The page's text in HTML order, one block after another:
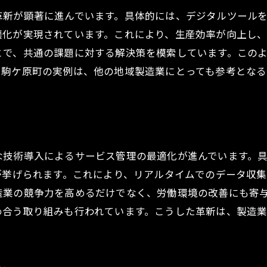
が顕著に進んでいます。具体的には、デジタルツール
が実現されています。これにより、生産効率が向上し
、共通の課題に対する解決策を模索しています。この
ケ原町の実例は、他の地域製造業にとっても参考とな
術導入によるサービス管理の最適化が進んでいます。
げられます。これにより、リアルタイムでのデータ収
の競争力を高めるだけでなく、労働環境の改善にも寄
う取り組みも行われています。こうした革新は、製造